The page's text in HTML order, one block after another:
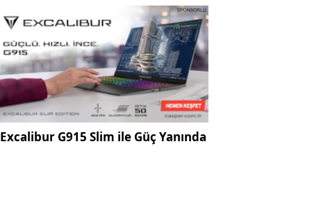
Excalibur G915 Slim ile Güç Yanında